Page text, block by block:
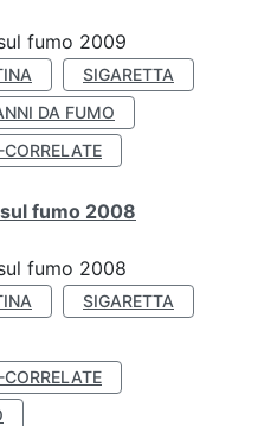
fumo 2009
SIGARETTA
DA FUMO
fumo 2008
fumo 2008
SIGARETTA